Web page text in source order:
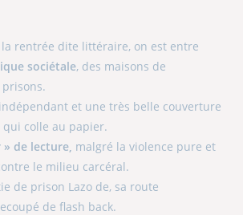
rentrée dite littéraire, on est entre
sociétale, des maisons de
et une très belle couverture
colle au papier.
de lecture, malgré la violence pure et
le milieu carcéral.
de prison Lazo de, sa route
de flash back.